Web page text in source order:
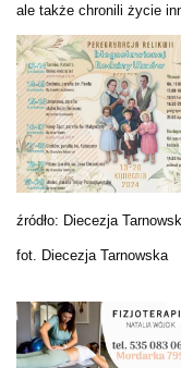
ale także chronili życie
źródło: Diecezja
fot. Diecezja Tarnowska